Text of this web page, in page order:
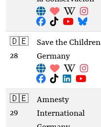
🇩🇪
28
Save the Children
Germany
🇩🇪
29
Amnesty
International